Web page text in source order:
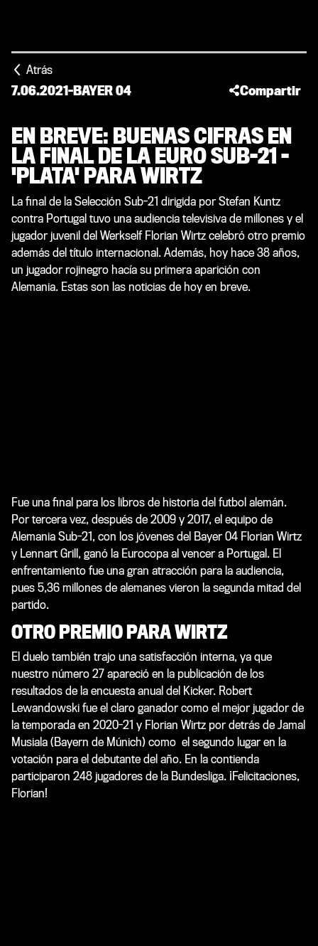
Atrás
7.06.2021-BAYER 04 Compartir
EN BREVE: BUENAS CIFRAS EN
LA FINAL DE LA EURO SUB-21 -
'PLATA' PARA WIRTZ
La final de la Selección Sub-21 dirigida por Stefan Kuntz
contra Portugal tuvo una audiencia televisiva de millones y el
jugador juvenil del Werkself Florian Wirtz celebró otro premio
además del título internacional. Además, hoy hace 38 años,
un jugador rojinegro hacía su primera aparición con
Alemania. Estas son las noticias de hoy en breve.
Fue una final para los libros de historia del futbol alemán.
Por tercera vez, después de 2009 y 2017, el equipo de
Alemania Sub-21, con los jóvenes del Bayer 04 Florian Wirtz
y Lennart Grill, ganó la Eurocopa al vencer a Portugal. El
enfrentamiento fue una gran atracción para la audiencia,
pues 5,36 millones de alemanes vieron la segunda mitad del
partido.
OTRO PREMIO PARA WIRTZ
El duelo también trajo una satisfacción interna, ya que
nuestro número 27 apareció en la publicación de los
resultados de la encuesta anual del Kicker. Robert
Lewandowski fue el claro ganador como el mejor jugador de
la temporada en 2020-21 y Florian Wirtz por detrás de Jamal
Musiala (Bayern de Múnich) como el segundo lugar en la
votación para el debutante del año. En la contienda
participaron 248 jugadores de la Bundesliga. ¡Felicitaciones,
Florian!